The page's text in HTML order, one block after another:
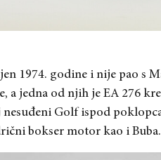
1974. godine i nije pao s
a jedna od njih je EA 276
nesuđeni Golf ispod
bokser motor kao i Buba.